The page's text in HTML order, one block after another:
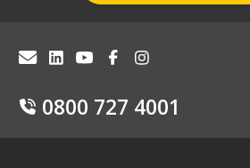
0800 727 4001